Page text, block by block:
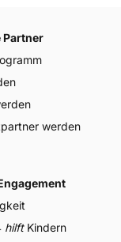
Partner
werden
hilftKindern